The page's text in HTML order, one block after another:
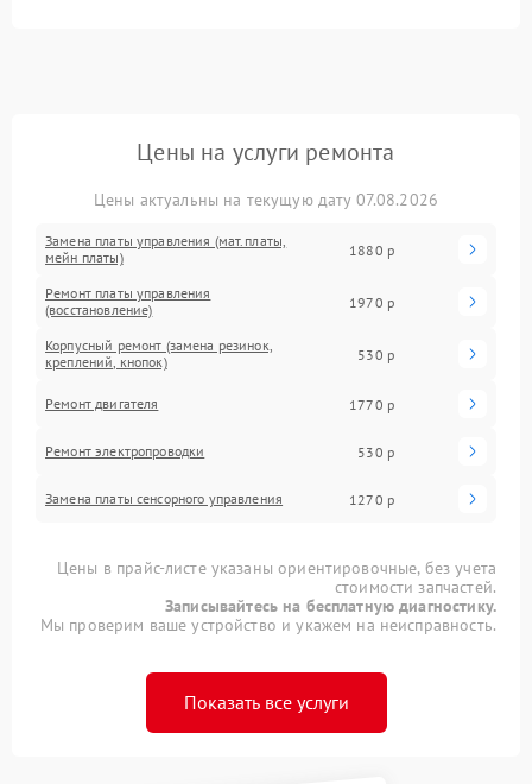
Цены на услуги ремонта
Цены актуальны на текущую дату 07.08.2026
Замена платы управления (мат.платы,
мейн платы)
1880 р
Ремонт платы управления
(восстановление)
1970 р
Корпусный ремонт (замена резинок,
креплений, кнопок)
530 р
Ремонт двигателя 1770 р
Ремонт электропроводки 530 р
Замена платы сенсорного управления 1270 р
Цены в прайс-листе указаны ориентировочные, без учета
стоимости запчастей.
Записывайтесь на бесплатную диагностику.
Мы проверим ваше устройство и укажем на неисправность.
Показать все услуги